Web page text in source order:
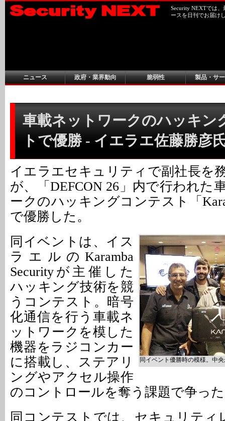
Security NEXTでは
ースを日刊でお届け
ニュース 政府・業界動向 脆弱性 製品・サ
車載ネットワークのハッキン
トで優勝 - イエラエ佐藤勝彦
イエラエセキュリティで副社長を
が、「DEFCON 26」内で行われた
ークのハッキングコンテスト「
で優勝した。
同イベント優勝時の模様。中
同イベントは、イス
ラエルのKaramba
Securityが主催した
ハッキング技術を競
うコンテスト。暗号
化通信を行う車載ネ
ットワークを模した
機器をラジコンカー
に搭載し、ステアリ
ングやアクセル操作
のコントロールを奪う課題で争っ
同コンテストでは、セキュリティ